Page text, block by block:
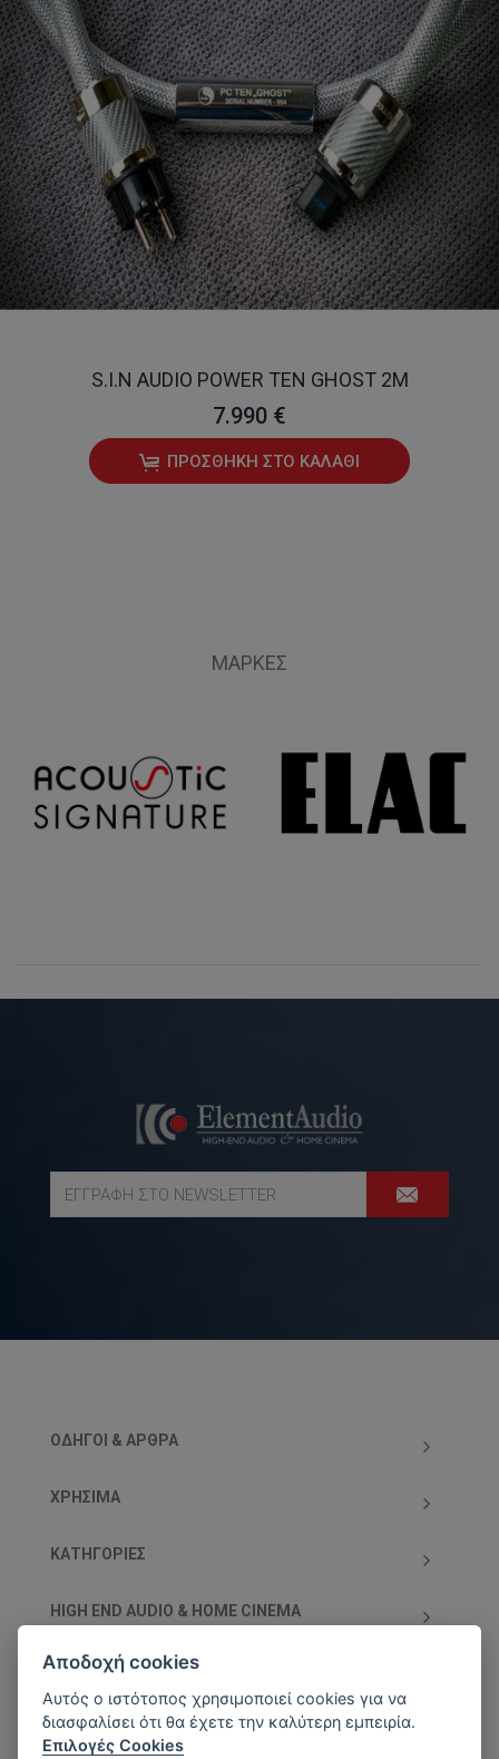
S.I.N AUDIO POWER TEN GHOST 2M
7.990 €
ΠΡΟΣΘΉΚΗ ΣΤΟ ΚΑΛΆΘΙ
ΜΆΡΚΕΣ
ΟΔΗΓΟΊ & ΆΡΘΡΑ
ΧΡΗΣΙΜΑ
ΚΑΤΗΓΟΡΊΕΣ
HIGH END AUDIO & HOME CINEMA
ΥΠΟΣΤΗΡΙΖΌΜΕΝΕΣ ΧΡΕΩΣΤΙΚΈΣ/ΠΙΣΤΩΤΙΚΈΣ
ΚΆΡΤΕΣ
Αποδοχή cookies
Αυτός ο ιστότοπος χρησιμοποιεί cookies για να
διασφαλίσει ότι θα έχετε την καλύτερη εμπειρία.
Επιλογές Cookies